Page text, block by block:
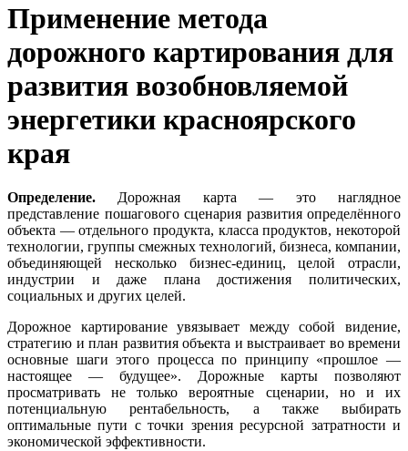
Применение метода
дорожного картирования для
развития возобновляемой
энергетики красноярского
края
Определение. Дорожная карта — это наглядное
представление пошагового сценария развития определённого
объекта — отдельного продукта, класса продуктов, некоторой
технологии, группы смежных технологий, бизнеса, компании,
объединяющей несколько бизнес-единиц, целой отрасли,
индустрии и даже плана достижения политических,
социальных и других целей.
Дорожное картирование увязывает между собой видение,
стратегию и план развития объекта и выстраивает во времени
основные шаги этого процесса по принципу «прошлое —
настоящее — будущее». Дорожные карты позволяют
просматривать не только вероятные сценарии, но и их
потенциальную рентабельность, а также выбирать
оптимальные пути с точки зрения ресурсной затратности и
экономической эффективности.